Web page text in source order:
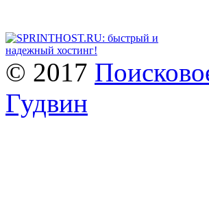
© 2017
Гудвин